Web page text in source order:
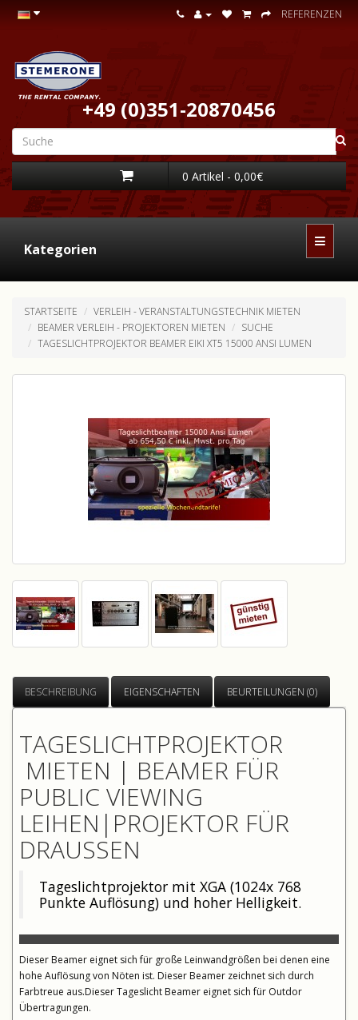
REFERENZEN
+49 (0)351-20870456
0 Artikel - 0,00€
Kategorien
STARTSEITE
VERLEIH - VERANSTALTUNGSTECHNIK MIETEN
BEAMER VERLEIH - PROJEKTOREN MIETEN
SUCHE
TAGESLICHTPROJEKTOR BEAMER EIKI XT5 15000 ANSI LUMEN
BESCHREIBUNG EIGENSCHAFTEN BEURTEILUNGEN (0)
TAGESLICHTPROJEKTOR
MIETEN | BEAMER FÜR
PUBLIC VIEWING
LEIHEN|PROJEKTOR FÜR
DRAUSSEN
Tageslichtprojektor mit XGA (1024x 768
Punkte Auflösung) und hoher Helligkeit.
Dieser Beamer eignet sich für große Leinwandgrößen bei denen eine
hohe Auflösung von Nöten ist. Dieser Beamer zeichnet sich durch
Farbtreue aus.Dieser Tageslicht Beamer eignet sich für Outdor
Übertragungen.